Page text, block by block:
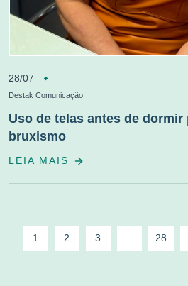
28/07
Destak Comunicação
Uso de telas antes de dormir
bruxismo
LEIA MAIS
1 2 3 28